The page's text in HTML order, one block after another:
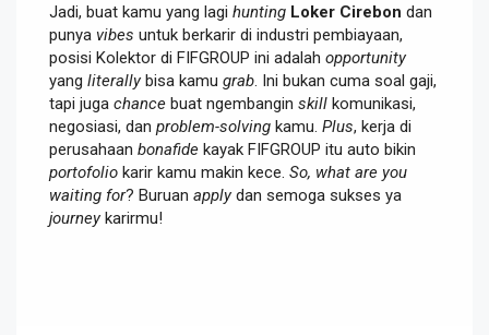
Jadi, buat kamu yang lagi hunting Loker Cirebon dan
punya vibes untuk berkarir di industri pembiayaan,
posisi Kolektor di FIFGROUP ini adalah opportunity
yang literallybisa kamu grab . Ini bukan cuma soal gaji,
tapi juga chance buat ngembangin skill komunikasi,
negosiasi, dan problem-solving kamu. Plus, kerja di
perusahaan bonafide kayak FIFGROUP itu auto bikin
portofolio karir kamu makin kece. So, what are you
waiting for? Buruan applydan semoga sukses ya
journeykarirmu!